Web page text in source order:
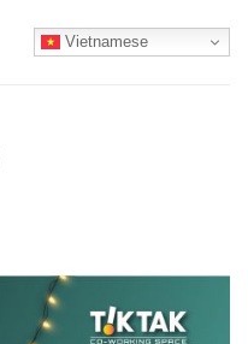
Vietnamese